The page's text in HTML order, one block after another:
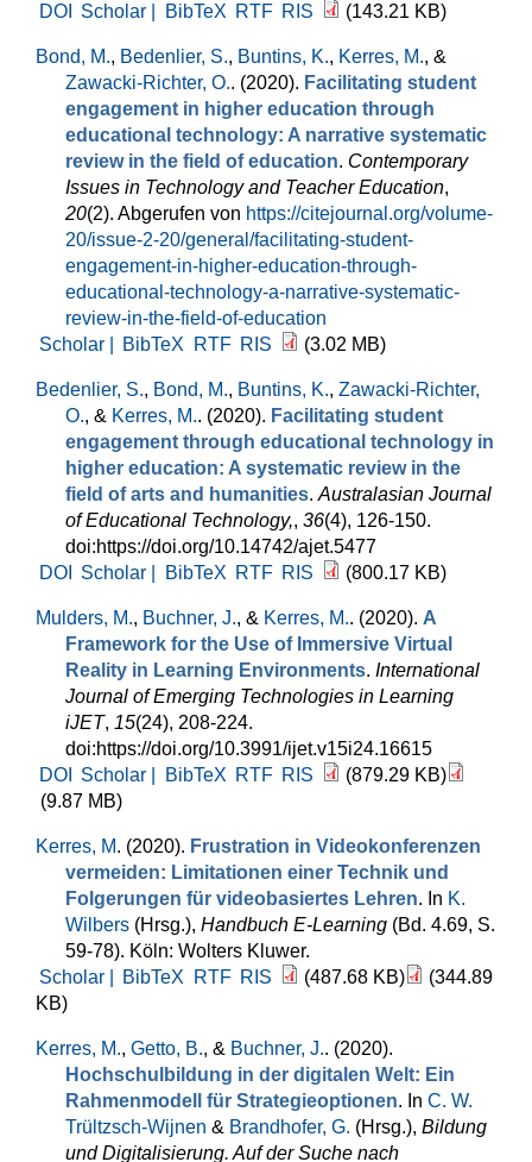
DOI
Scholar | BibTeX RTF RIS (143.21 KB)
Bond, M., Bedenlier, S., Buntins, K., Kerres, M., &
Zawacki-Richter, O.. (2020). Facilitating student
engagement in higher education through
educational technology: A narrative systematic
review in the field of education. Contemporary
Issues in Technology and Teacher Education,
20(2). Abgerufen von https://citejournal.org/volume-
20/issue-2-20/general/facilitating-student-
engagement-in-higher-education-through-
educational-technology-a-narrative-systematic-
review-in-the-field-of-education
Scholar |
BibTeX RTF RIS (3.02 MB)
Bedenlier, S., Bond, M., Buntins, K., Zawacki-Richter,
O., & Kerres, M.. (2020). Facilitating student
engagement through educational technology in
higher education: A systematic review in the
field of arts and humanities. Australasian Journal
of Educational Technology,, 36(4), 126-150.
doi:https://doi.org/10.14742/ajet.5477
DOI
Scholar | BibTeX RTF RIS (800.17 KB)
Mulders, M., Buchner, J., & Kerres, M.. (2020). A
Framework for the Use of Immersive Virtual
Reality in Learning Environments. International
Journal of Emerging Technologies in Learning
iJET, 15(24), 208-224.
doi:https://doi.org/10.3991/ijet.v15i24.16615
DOI
Scholar | BibTeX RTF RIS
(879.29 KB)
(9.87 MB)
Kerres, M. (2020). Frustration in Videokonferenzen
vermeiden: Limitationen einer Technik und
Folgerungen für videobasiertes Lehren. In K.
Wilbers (Hrsg.), Handbuch E-Learning (Bd. 4.69, S.
59-78). Köln: Wolters Kluwer.
Scholar |
BibTeX RTF RIS (487.68 KB)
(344.89
KB)
Kerres, M., Getto, B., & Buchner, J.. (2020).
Hochschulbildung in der digitalen Welt: Ein
Rahmenmodell für Strategieoptionen. In C. W.
Trültzsch-Wijnen & Brandhofer, G. (Hrsg.), Bildung
und Digitalisierung. Auf der Suche nach